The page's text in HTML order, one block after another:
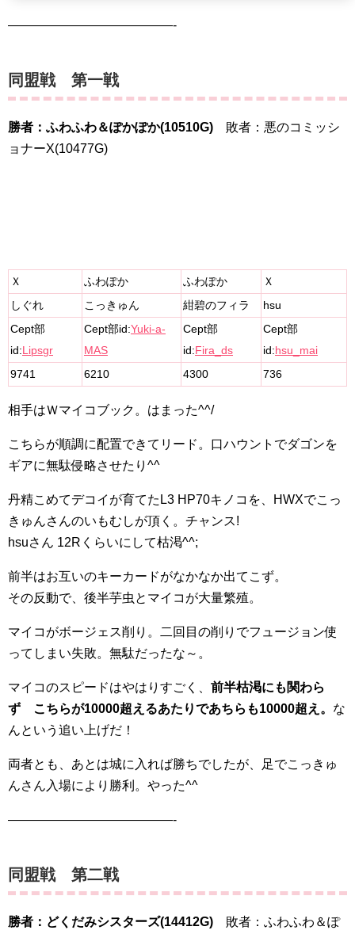
—————————————-
同盟戦 第一戦
勝者：ふわふわ＆ぽかぽか(10510G) 敗者：悪のコミッシ
ョナーX(10477G)
Ｘ ふわぽか ふわぽか
Ｘ
しぐれ
こっきゅん 紺碧のフィラ
hsu
Cept部
id: Lipsgr
Cept部id:Yuki-a-
MAS
Cept部
id: Fira_ds
Cept部
id: hsu_mai
9741
6210 4300 736
相手はＷマイコブック。はまった^^/
こちらが順調に配置できてリード。口ハウントでダゴンを
ギアに無駄侵略させたり^^
丹精こめてデコイが育てたL3 HP70キノコを、HWXでこっ
きゅんさんのいもむしが頂く。チャンス!
hsuさん 12Rくらいにして枯渇^^;
前半はお互いのキーカードがなかなか出てこず。
その反動で、後半芋虫とマイコが大量繁殖。
マイコがボージェス削り。二回目の削りでフュージョン使
ってしまい失敗。無駄だったな～。
マイコのスピードはやはりすごく、 前半枯渇にも関わら
ず こちらが10000超えるあたりであちらも10000超え。 な
んという追い上げだ！
両者とも、あとは城に入れば勝ちでしたが、足でこっきゅ
んさん入場により勝利。やった^^
—————————————-
同盟戦 第二戦
勝者：どくだみシスターズ(14412G) 敗者：ふわふわ＆ぽ